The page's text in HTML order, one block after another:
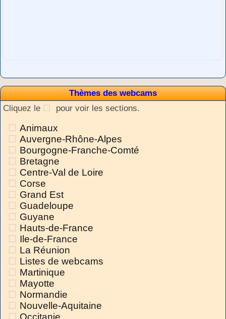
Thèmes des webcams
Cliquez le
pour voir les sections.
Animaux
Auvergne-Rhône-Alpes
Bourgogne-Franche-Comté
Bretagne
Centre-Val de Loire
Corse
Grand Est
Guadeloupe
Guyane
Hauts-de-France
Ile-de-France
La Réunion
Listes de webcams
Martinique
Mayotte
Normandie
Nouvelle-Aquitaine
Occitanie